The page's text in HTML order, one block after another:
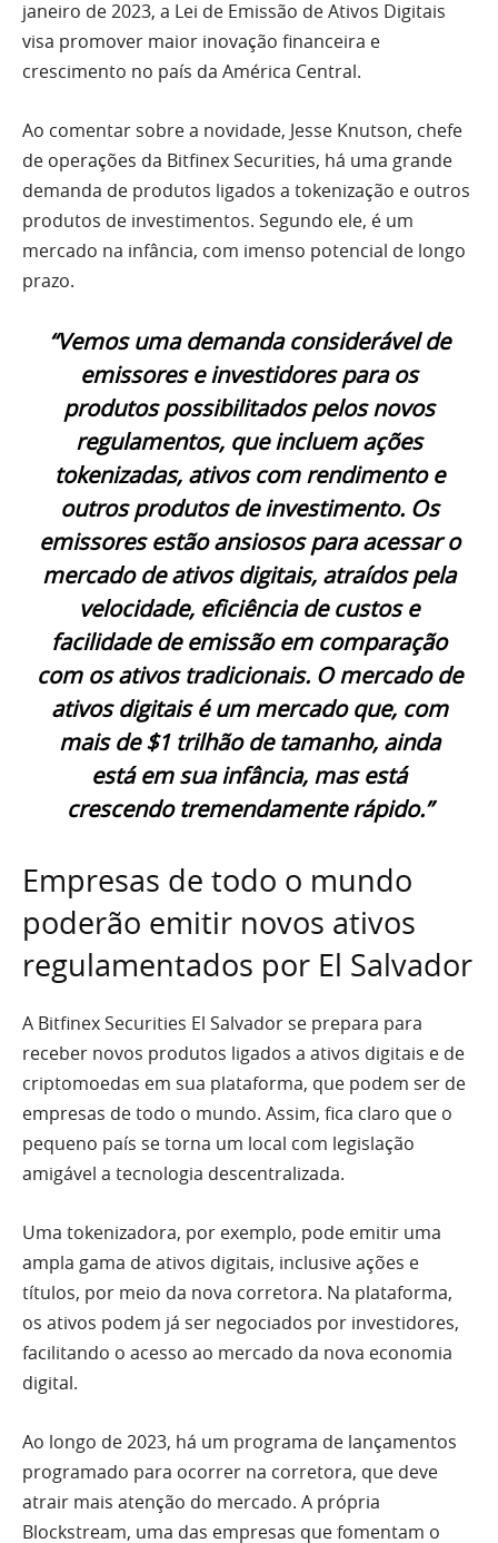
janeiro de 2023, a Lei de Emissão de Ativos Digitais
visa promover maior inovação financeira e
crescimento no país da América Central.
Ao comentar sobre a novidade, Jesse Knutson, chefe
de operações da Bitfinex Securities, há uma grande
demanda de produtos ligados a tokenização e outros
produtos de investimentos. Segundo ele, é um
mercado na infância, com imenso potencial de longo
prazo.
“Vemos uma demanda considerável de
emissores e investidores para os
produtos possibilitados pelos novos
regulamentos, que incluem ações
tokenizadas, ativos com rendimento e
outros produtos de investimento. Os
emissores estão ansiosos para acessar o
mercado de ativos digitais, atraídos pela
velocidade, eficiência de custos e
facilidade de emissão em comparação
com os ativos tradicionais. O mercado de
ativos digitais é um mercado que, com
mais de $1 trilhão de tamanho, ainda
está em sua infância, mas está
crescendo tremendamente rápido.”
Empresas de todo o mundo
poderão emitir novos ativos
regulamentados por El Salvador
A Bitfinex Securities El Salvador se prepara para
receber novos produtos ligados a ativos digitais e de
criptomoedas em sua plataforma, que podem ser de
empresas de todo o mundo. Assim, fica claro que o
pequeno país se torna um local com legislação
amigável a tecnologia descentralizada.
Uma tokenizadora, por exemplo, pode emitir uma
ampla gama de ativos digitais, inclusive ações e
títulos, por meio da nova corretora. Na plataforma,
os ativos podem já ser negociados por investidores,
facilitando o acesso ao mercado da nova economia
digital.
Ao longo de 2023, há um programa de lançamentos
programado para ocorrer na corretora, que deve
atrair mais atenção do mercado. A própria
Blockstream, uma das empresas que fomentam o